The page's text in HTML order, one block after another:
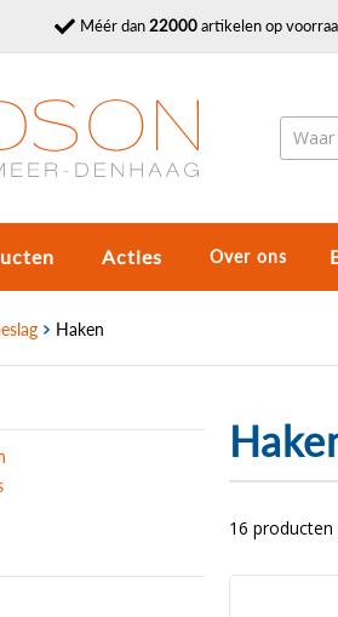
Méér dan22000artikelen op
Acties Over ons
Haken
16 producten